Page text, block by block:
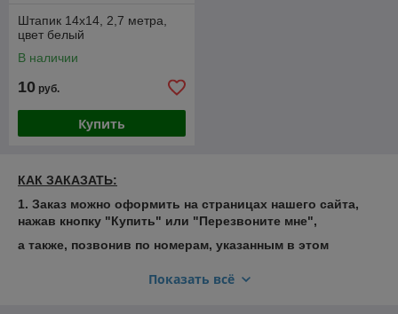
Штапик 14х14, 2,7 метра,
цвет белый
В наличии
10 руб.
Купить
КАК ЗАКАЗАТЬ:
1. Заказ можно оформить на страницах нашего сайта,
нажав кнопку "Купить" или "Перезвоните мне",
а также, позвонив по номерам, указанным в этом
2. Наш менеджер Вам перезвонит и проконсультирует.
Показать всё